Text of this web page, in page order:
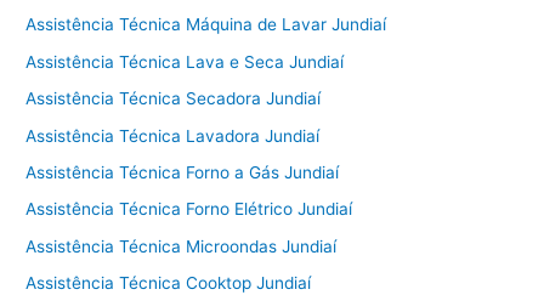
Assistência Técnica Máquina de Lavar Jundiaí
Assistência Técnica Lava e Seca Jundiaí
Assistência Técnica Secadora Jundiaí
Assistência Técnica Lavadora Jundiaí
Assistência Técnica Forno a Gás Jundiaí
Assistência Técnica Forno Elétrico Jundiaí
Assistência Técnica Microondas Jundiaí
Assistência Técnica Cooktop Jundiaí